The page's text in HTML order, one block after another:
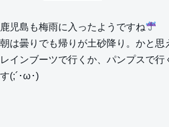
鹿児島も梅雨に入ったようですね
朝は曇りでも帰りが土砂降り。かと思
レインブーツで行くか、パンプスで行
す(;´･ω･)